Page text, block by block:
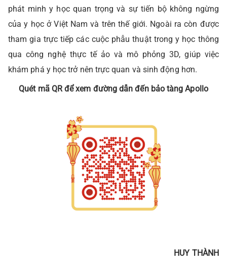
phát minh y học quan trọng và sự tiến bộ không ngừng
của y học ở Việt Nam và trên thế giới. Ngoài ra còn được
tham gia trực tiếp các cuộc phẫu thuật trong y học thông
qua công nghệ thực tế ảo và mô phỏng 3D, giúp việc
khám phá y học trở nên trực quan và sinh động hơn.
Quét mã QR để xem đường dẫn đến bảo tàng Apollo
HUY THÀNH